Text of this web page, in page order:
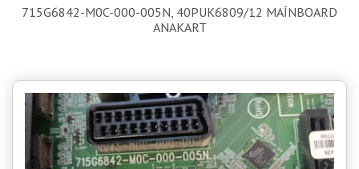
715G6842-M0C-000-005N, 40PUK6809/12 MAİNBOARD
ANAKART